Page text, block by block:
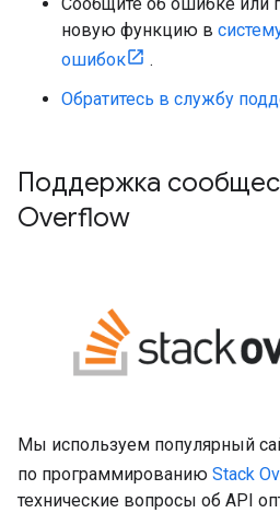
новую функцию в
ошибок
.
Обратитесь в службу
Поддержка
Overflow
Мы используем популярный
по программированию Stack
технические вопросы об API